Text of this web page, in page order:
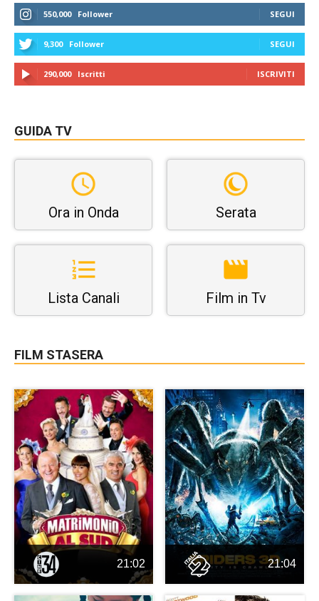
550,000 Follower SEGUI
9,300 Follower SEGUI
290,000 Iscritti ISCRIVITI
GUIDA TV
Ora in Onda Serata
Lista Canali Film in Tv
FILM STASERA
21:02 21:04